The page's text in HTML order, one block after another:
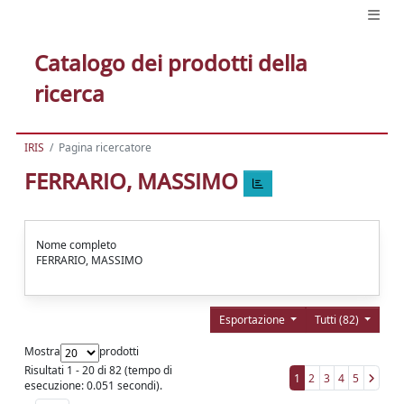
Catalogo dei prodotti della
ricerca
IRIS Pagina ricercatore
FERRARIO, MASSIMO
Nome completo
FERRARIO, MASSIMO
Tutti (82)
Esportazione
Mostra
prodotti
Risultati 1 - 20 di 82 (tempo di
esecuzione: 0.051 secondi).
1 2 3 4 5